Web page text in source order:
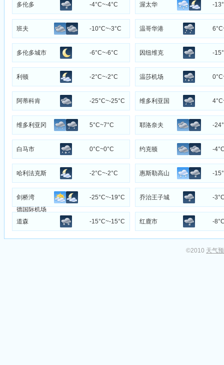
多伦多 -4°C~-4°C 渥太华 -
班夫 -10°C~-3°C 温哥华港
多伦多城市 -6°C~-6°C 因纽维克 -
利顿 -2°C~-2°C 温莎机场
阿蒂科肯 -25°C~-25°C 维多利亚国
维多利亚冈 5°C~7°C 耶洛奈夫 -
白马市 0°C~0°C 约克顿 -
哈利法克斯
德国际机场
-2°C~-2°C 惠斯勒高山 -
剑桥湾 -25°C~-19°C 乔治王子城 -
道森 -15°C~-15°C 红鹿市 -
©2010 天气